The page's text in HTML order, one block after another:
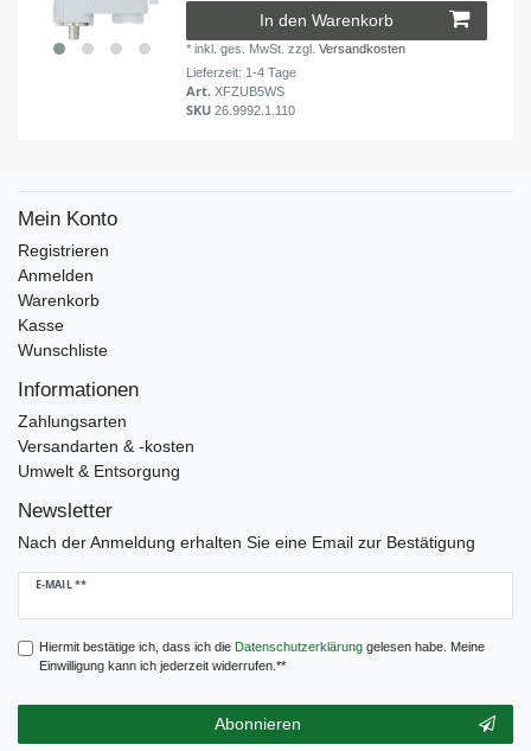
In den Warenkorb
*inkl. ges. MwSt. zzgl.Versandkosten
Lieferzeit: 1-4 Tage
Art.XFZUB5WS
SKU26.9992.1.110
Mein Konto
Registrieren
Anmelden
Warenkorb
Kasse
Wunschliste
Informationen
Zahlungsarten
Versandarten & -kosten
Umwelt & Entsorgung
Newsletter
Nach der Anmeldung erhalten Sie eine Email zur Bestätigung
E-MAIL **
Newsletter
Hiermit bestätige ich, dass ich die Daten­schutz­erklärunggelesen habe. Meine
Einwilligung kann ich jederzeit widerrufen.**
Abonnieren